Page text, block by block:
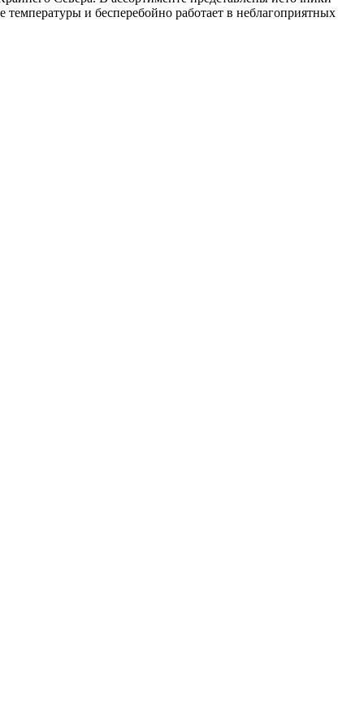
и бесперебойно работает в неблагоприятных